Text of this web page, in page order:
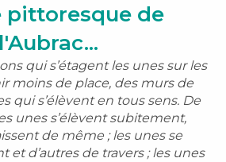
pittoresque de
l'Aubrac...
qui s’étagent les unes sur les
moins de place, des murs de
qui s’élèvent en tous sens. De
unes s’élèvent subitement,
de même ; les unes se
et d’autres de travers ; les unes